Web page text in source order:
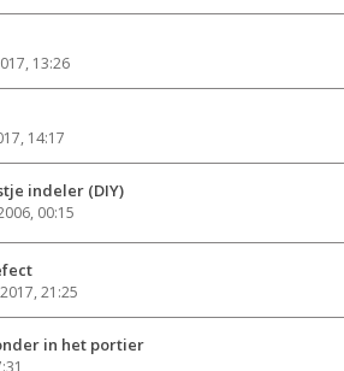
13:26
14:17
indeler (DIY)
00:15
21:25
in het portier